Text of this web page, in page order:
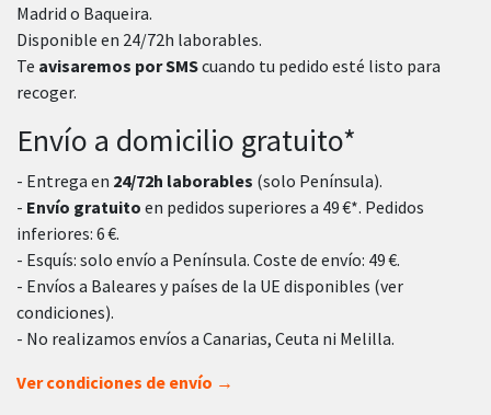
Madrid o Baqueira.
Disponible en 24/72h laborables.
Te avisaremos por SMScuando tu pedido esté listo para
recoger.
Envío a domicilio gratuito*
- Entrega en 24/72h laborables (solo Península).
- Envío gratuito en pedidos superiores a 49 €*. Pedidos
inferiores: 6 €.
- Esquís: solo envío a Península. Coste de envío: 49 €.
- Envíos a Baleares y países de la UE disponibles (ver
condiciones).
- No realizamos envíos a Canarias, Ceuta ni Melilla.
Ver condiciones de envío →